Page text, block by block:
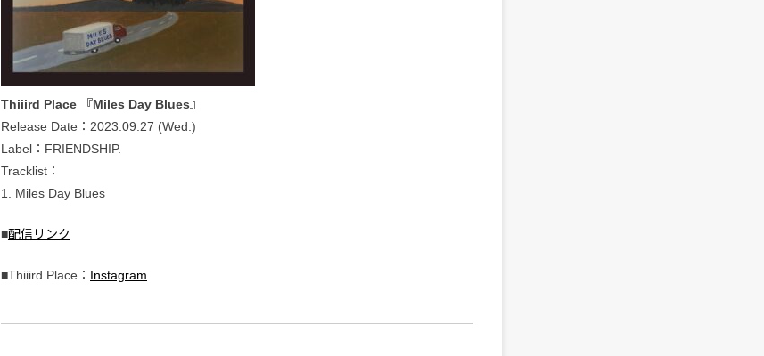
Thiiird Place 『Miles Day Blues』
Release Date：2023.09.27 (Wed.)
Label：FRIENDSHIP.
Tracklist：
1. Miles Day Blues
■配信リンク
■Thiiird Place： Instagram